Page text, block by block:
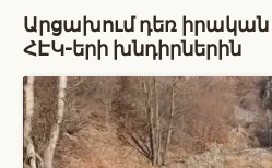
Արցախում դեռ իրական
ՀԷԿ-երի խնդիրներին